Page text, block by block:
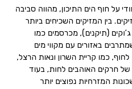
על חוף הים התיכון, מהווה סביבה
בין המזיקים השכיחים ביותר
(תיקנים), מכרסמים כמו
באזורים עם מקווי מים
כמו קריית השרון ונאות הרצל,
של חרקים האוהבים לחות, בעוד
המזרחיות נפוצים יותר